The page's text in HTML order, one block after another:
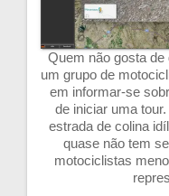
Quem não gosta
um grupo de
em informar-se
de iniciar uma
estrada de colina
quase não tem
motociclistas